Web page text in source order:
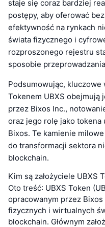
staje się coraz bardziej
postępy, aby oferować
efektywność na rynkach
świata fizycznego i
rozproszonego rejestru
sposobie
Podsumowując, kluczowe
Tokenem UBXS obejmują
przez Bixos Inc.,
oraz jego rolę jako
Bixos. Te kamienie
do transformacji sektora
blockchain.
Kim są założyciele UBXS
Oto treść: UBXS Token
opracowanym przez
fizycznych i wirtualnych
blockchain. Głównym